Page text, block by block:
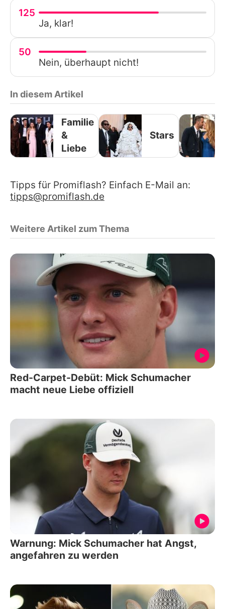
125
Ja, klar!
50
Nein, überhaupt nicht!
In diesem Artikel
Familie
&
Liebe
Stars
Tipps für Promiflash? Einfach E-Mail an:
tipps@promiflash.de
Weitere Artikel zum Thema
Red-Carpet-Debüt: Mick Schumacher
macht neue Liebe offiziell
Warnung: Mick Schumacher hat Angst,
angefahren zu werden